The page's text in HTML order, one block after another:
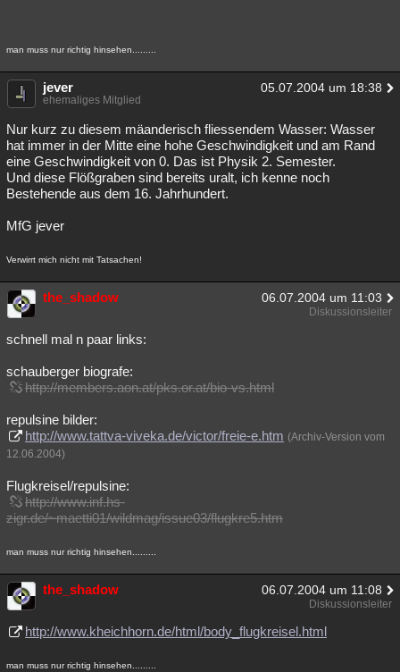
man muss nur richtig hinsehen.........
jever 05.07.2004 um 18:38
ehemaliges Mitglied
Nur kurz zu diesem mäanderisch fliessendem Wasser: Wasser
hat immer in der Mitte eine hohe Geschwindigkeit und am Rand
eine Geschwindigkeit von 0. Das ist Physik 2. Semester.
Und diese Flößgraben sind bereits uralt, ich kenne noch
Bestehende aus dem 16. Jahrhundert.
MfG jever
Verwirrt mich nicht mit Tatsachen!
the_shadow 06.07.2004 um 11:03
Diskussionsleiter
schnell mal n paar links:
schauberger biografe:
http://members.aon.at/pks.or.at/bio-vs.html
repulsine bilder:
http://www.tattva-viveka.de/victor/freie-e.htm (Archiv-Version vom
12.06.2004)
Flugkreisel/repulsine:
http://www.inf.hs-
zigr.de/~maetti01/wildmag/issue03/flugkre5.htm
man muss nur richtig hinsehen.........
the_shadow 06.07.2004 um 11:08
Diskussionsleiter
http://www.kheichhorn.de/html/body_flugkreisel.html
man muss nur richtig hinsehen.........